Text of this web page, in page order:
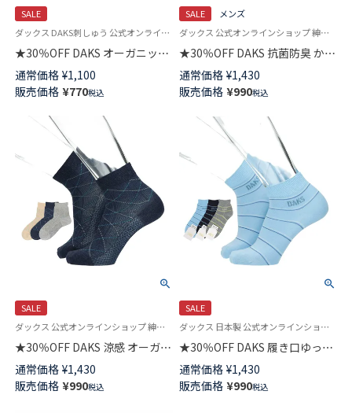
SALE
ダックス DAKS刺しゅう 公式オンラインショップ 紳士 靴下
★30％OFF DAKS オーガニック
コットン混 かかとしっかりホー
ルド ベーシックチェックリンク
ス クルー丈 メンズ カジュアル
ソックス 02512668
通常価格 ¥1,100
販売価格 ¥770税込
SALE
メンズ
ダックス 公式オンラインショップ 紳士 靴下
★30％OFF DAKS 抗菌防臭 かか
としっかりホールド City Check
クルー丈 メンズ カジュアル ソ
ックス 02512673
通常価格 ¥1,430
販売価格 ¥990税込
SALE
ダックス 公式オンラインショップ 紳士 靴下
★30％OFF DAKS 涼感 オーガニ
ック綿麻混 ステッチダイヤ 履
き口ゆったり ショート丈 メン
ズカジュアル ソックス
通常価格 ¥1,430
販売価格 ¥990税込
SALE
ダックス 日本製 公式オンラインショップ 紳士 靴下
★30％OFF DAKS 履き口ゆった
り ソフト口ゴム やわらか綿混
ロゴ＆ボーダー ショート丈 メ
ンズ カジュアル ソックス
通常価格 ¥1,430
販売価格 ¥990税込